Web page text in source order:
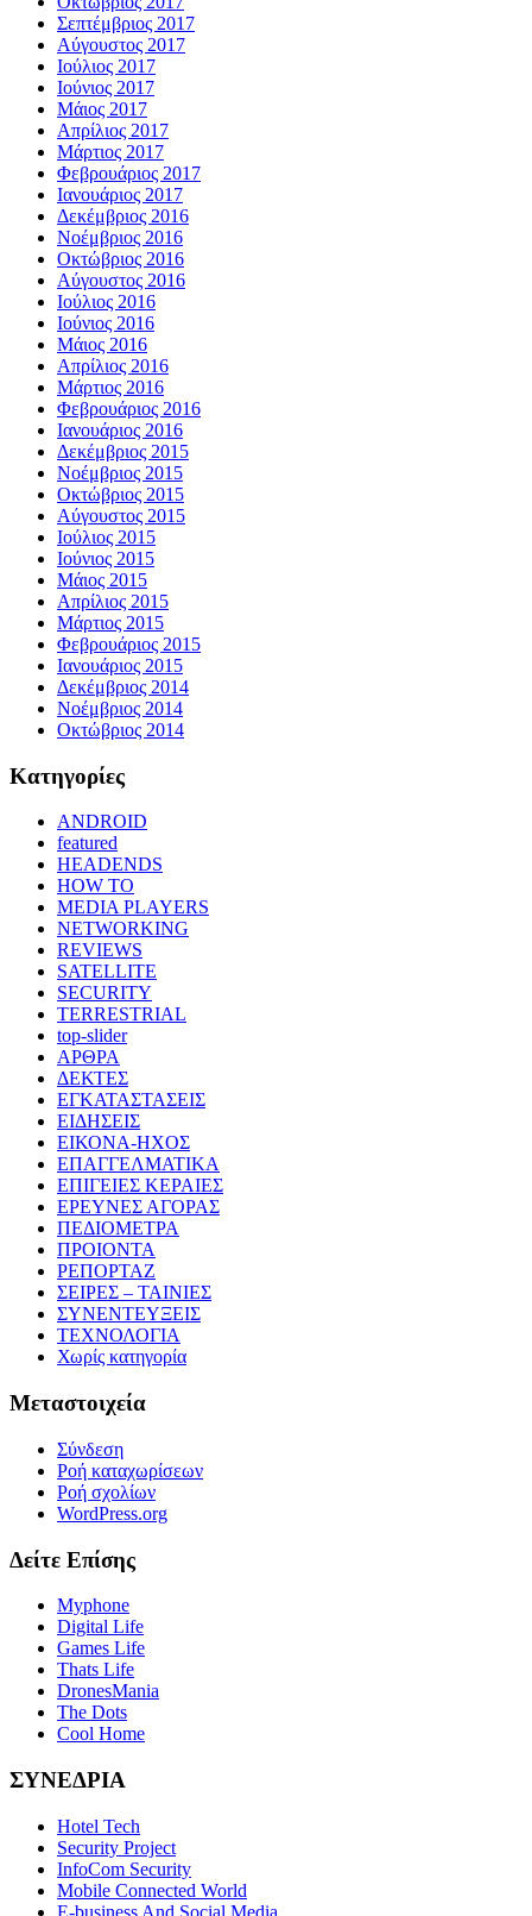
Σεπτέμβριος 2017
Αύγουστος 2017
Ιούλιος 2017
Ιούνιος 2017
Μάιος 2017
Απρίλιος 2017
Μάρτιος 2017
Φεβρουάριος 2017
Ιανουάριος 2017
Δεκέμβριος 2016
Νοέμβριος 2016
Οκτώβριος 2016
Αύγουστος 2016
Ιούλιος 2016
Ιούνιος 2016
Μάιος 2016
Απρίλιος 2016
Μάρτιος 2016
Φεβρουάριος 2016
Ιανουάριος 2016
Δεκέμβριος 2015
Νοέμβριος 2015
Οκτώβριος 2015
Αύγουστος 2015
Ιούλιος 2015
Ιούνιος 2015
Μάιος 2015
Απρίλιος 2015
Μάρτιος 2015
Φεβρουάριος 2015
Ιανουάριος 2015
Δεκέμβριος 2014
Νοέμβριος 2014
Οκτώβριος 2014
Kατηγορίες
ANDROID
featured
HEADENDS
HOW TO
MEDIA PLAYERS
NETWORKING
REVIEWS
SATELLITE
SECURITY
TERRESTRIAL
top-slider
ΑΡΘΡΑ
ΔΕΚΤΕΣ
ΕΓΚΑΤΑΣΤΑΣΕΙΣ
ΕΙΔΗΣΕΙΣ
ΕΙΚΟΝΑ-ΗΧΟΣ
ΕΠΑΓΓΕΛΜΑΤΙΚΑ
ΕΠΙΓΕΙΕΣ ΚΕΡΑΙΕΣ
ΕΡΕΥΝΕΣ ΑΓΟΡΑΣ
ΠΕΔΙΟΜΕΤΡΑ
ΠΡΟΙΟΝΤΑ
ΡΕΠΟΡΤΑΖ
ΣΕΙΡΕΣ – ΤΑΙΝΙΕΣ
ΣΥΝΕΝΤΕΥΞΕΙΣ
ΤΕΧΝΟΛΟΓΙΑ
Χωρίς κατηγορία
Μεταστοιχεία
Σύνδεση
Ροή καταχωρίσεων
Ροή σχολίων
WordPress.org
Δείτε Επίσης
Myphone
Digital Life
Games Life
Thats Life
DronesMania
The Dots
Cool Home
ΣΥΝΕΔΡΙΑ
Hotel Tech
Security Project
InfoCom Security
Mobile Connected World
E-business And Social Media